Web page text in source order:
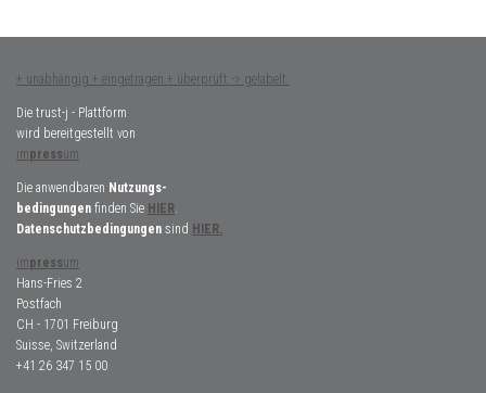
+ unabhängig + eingetragen + überprüft -> gelabelt.
Die trust-j - Plattform
wird bereitgestellt von
impressum
Die anwendbaren Nutzungs-
bedingungen finden Sie HIER.
Datenschutzbedingungen sind HIER.
impressum
Hans-Fries 2
Postfach
CH - 1701 Freiburg
Suisse, Switzerland
+41 26 347 15 00